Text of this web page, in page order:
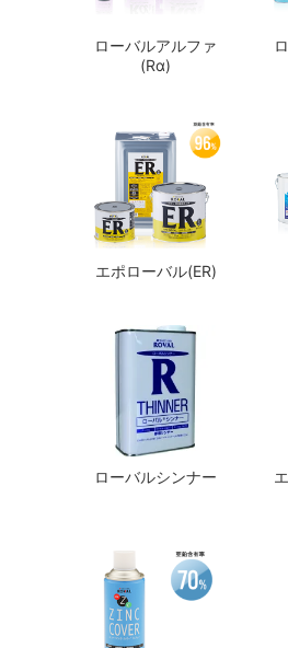
ローバルアルファ
(Rα)
エポローバル(ER)
ローバルシンナー